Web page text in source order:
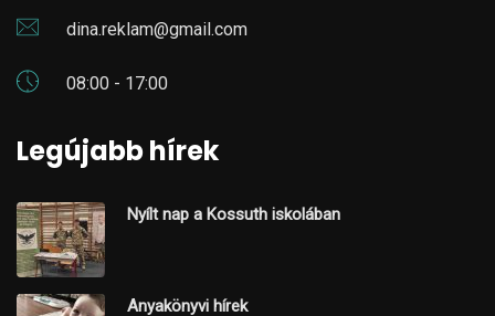
dina.reklam@gmail.com
08:00 - 17:00
Legújabb hírek
Nyílt nap a Kossuth iskolában
Anyakönyvi hírek